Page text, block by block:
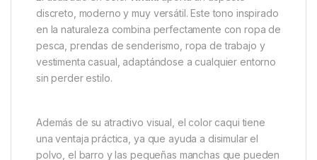
ayudando a reducir el cansancio incluso después de
varias horas de uso continuo. Latalla 11 / 45ofrece
un ajuste cómodo y estable para usuarios que
necesitan un calzado amplio, seguro y fácil de poner
y quitar.
Diseño en color Khaki elegante
y funcional